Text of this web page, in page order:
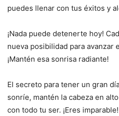
puedes llenar con tus éxitos y
¡Nada puede detenerte hoy!
nueva posibilidad para avanzar
¡Mantén esa sonrisa radiante!
El secreto para tener un gran
sonríe, mantén la cabeza en
con todo tu ser. ¡Eres imparable!